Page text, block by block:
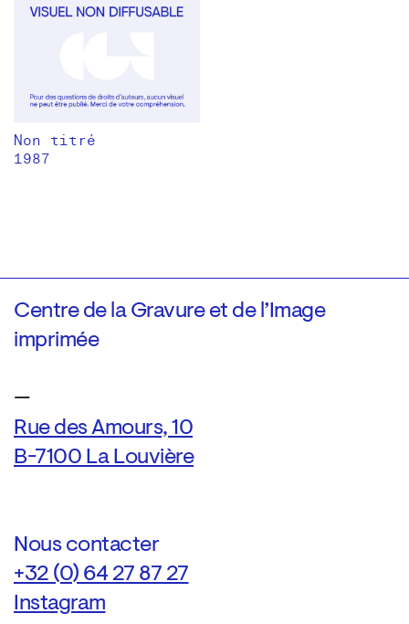
Non titré
1987
Centre de la Gravure et de l’Image
imprimée
—
Rue des Amours, 10
B-7100 La Louvière
Nous contacter
+32 (0) 64 27 87 27
Instagram